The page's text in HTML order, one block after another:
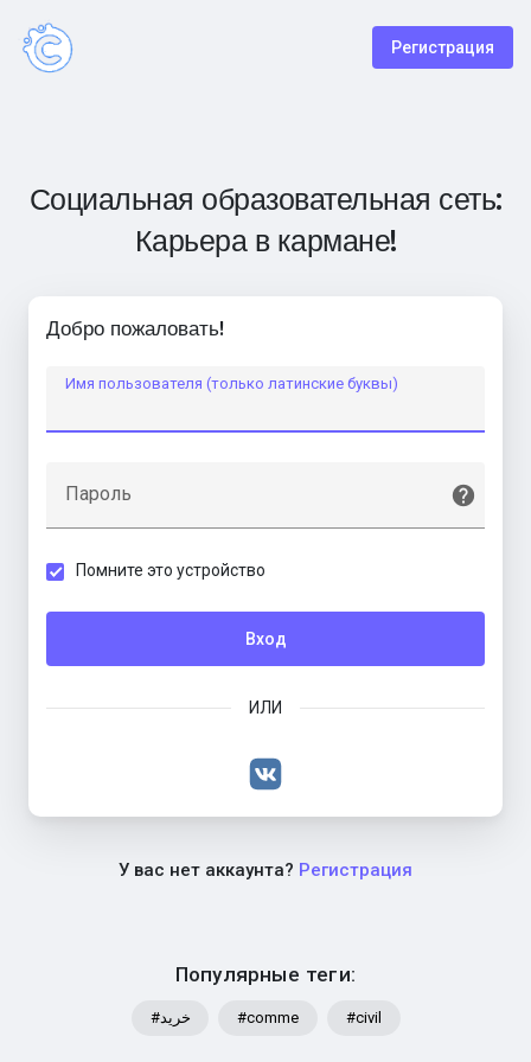
Регистрация
Социальная образовательная сеть:
Карьера в кармане!
Популярные теги:
#خرید #comme #civil
Добро пожаловать!
Имя пользователя (только латинские буквы)
Пароль
Помните это устройство
Вход
ИЛИ
У вас нет аккаунта? Регистрация